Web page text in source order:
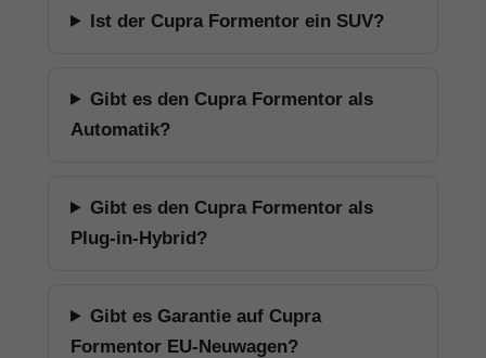
Ist der Cupra Formentor ein SUV?
Gibt es den Cupra Formentor als
Automatik?
Gibt es den Cupra Formentor als
Plug-in-Hybrid?
Gibt es Garantie auf Cupra
Formentor EU-Neuwagen?